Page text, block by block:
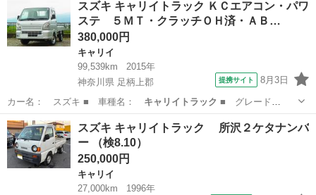
スズキ キャリイトラック ＫＣエアコン・パワ
ステ ５ＭＴ・クラッチＯＨ済・ＡＢ…
380,000円
キャリイ
99,539km
2015年
神奈川県 足柄上郡
提携サイト 8月3日
カー名： スズキ ■ 車種名： キャリイトラック ■ グレード
名： ＫＣエアコン…
神奈川 足柄上郡 キャリイ
スズキ キャリイトラック 所沢２ケタナンバ
ー （検8.10）
250,000円
キャリイ
27,000km
1996年